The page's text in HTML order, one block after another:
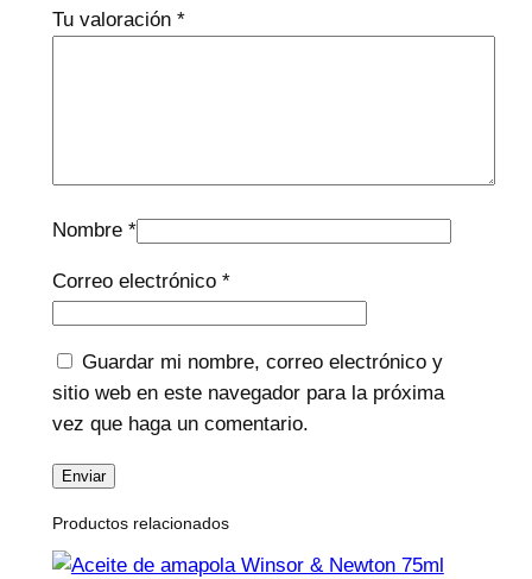
Tu valoración *
Nombre *
Correo electrónico *
Guardar mi nombre, correo electrónico y
sitio web en este navegador para la próxima
vez que haga un comentario.
Productos relacionados